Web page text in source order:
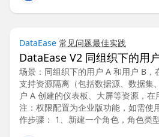
DataEase 常见问题最佳实践
DataEase V2 同组织下的用
场景：同组织下的用户 A 和用户 B，
支持资源隔离（包括数据源、数据集
户 A 创建的仪表板、大屏等资源，在
注：权限配置为企业版功能，如需使
作步骤： 1、新建一个角色，角色类